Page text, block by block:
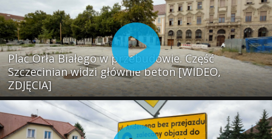
Plac Orła Białego w przebudowie. Część
Szczecinian widzi głównie beton [WIDEO,
ZDJĘCIA]